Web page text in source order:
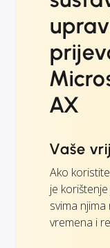
AX
Vaše
Ako
je
svima
vremena i